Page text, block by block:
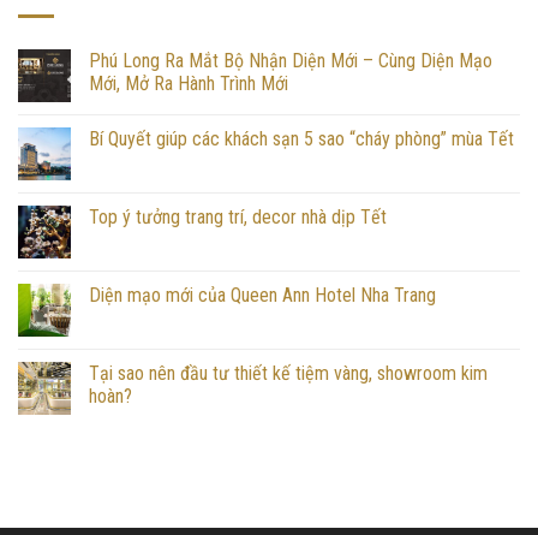
Phú Long Ra Mắt Bộ Nhận Diện Mới – Cùng Diện Mạo
Mới, Mở Ra Hành Trình Mới
Bí Quyết giúp các khách sạn 5 sao “cháy phòng” mùa Tết
Top ý tưởng trang trí, decor nhà dịp Tết
Diện mạo mới của Queen Ann Hotel Nha Trang
Tại sao nên đầu tư thiết kế tiệm vàng, showroom kim
hoàn?